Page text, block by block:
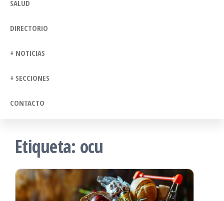
SALUD
DIRECTORIO
+ NOTICIAS
+ SECCIONES
CONTACTO
Etiqueta: ocu